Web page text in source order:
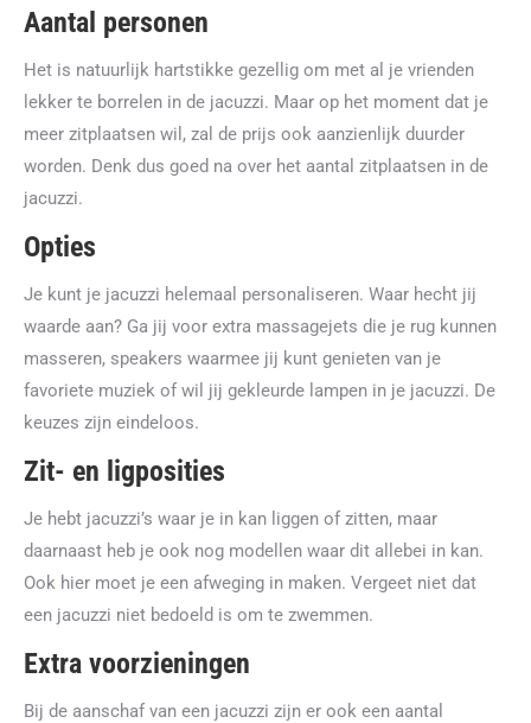
Aantal personen
Het is natuurlijk hartstikke gezellig om met al je vrienden
lekker te borrelen in de jacuzzi. Maar op het moment dat je
meer zitplaatsen wil, zal de prijs ook aanzienlijk duurder
worden. Denk dus goed na over het aantal zitplaatsen in de
jacuzzi.
Opties
Je kunt je jacuzzi helemaal personaliseren. Waar hecht jij
waarde aan? Ga jij voor extra massagejets die je rug kunnen
masseren, speakers waarmee jij kunt genieten van je
favoriete muziek of wil jij gekleurde lampen in je jacuzzi. De
keuzes zijn eindeloos.
Zit- en ligposities
Je hebt jacuzzi’s waar je in kan liggen of zitten, maar
daarnaast heb je ook nog modellen waar dit allebei in kan.
Ook hier moet je een afweging in maken. Vergeet niet dat
een jacuzzi niet bedoeld is om te zwemmen.
Extra voorzieningen
Bij de aanschaf van een jacuzzi zijn er ook een aantal